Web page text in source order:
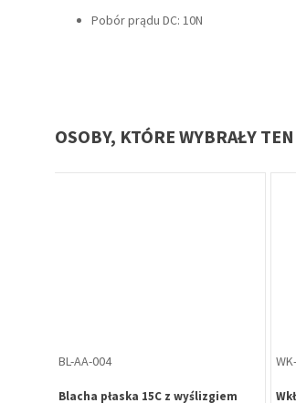
Pobór prądu DC: 10N
OSOBY, KTÓRE WYBRAŁY
WK-HR-582
Wkładka bębenkowa B-Harko H6